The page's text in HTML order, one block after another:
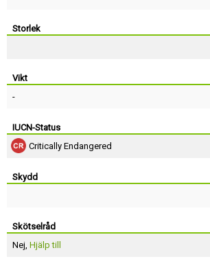
Storlek
Vikt
-
IUCN-Status
Critically Endangered
Skydd
Skötselråd
Nej, Hjälp till